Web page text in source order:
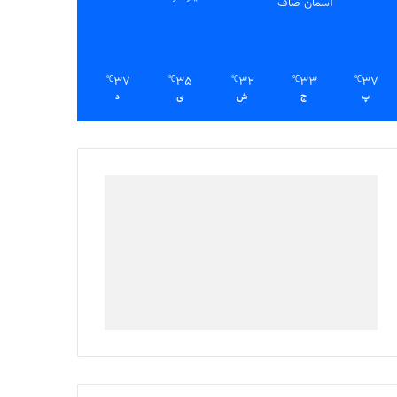
آسمان صاف
37
℃
پ
33
℃
ج
32
℃
ش
35
℃
ی
37
℃
د